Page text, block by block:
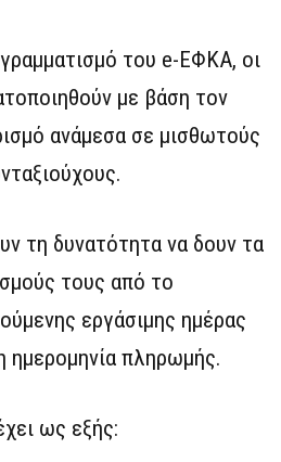
του e-ΕΦΚΑ, οι
με βάση τον
ανάμεσα σε μισθωτούς
τη δυνατότητα να δουν τα
τους από το
εργάσιμης ημέρας
ημερομηνία πληρωμής.
ως εξής: